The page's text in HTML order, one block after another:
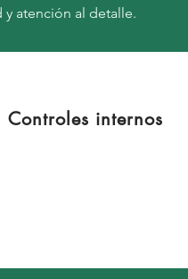
atención al detalle.
Controles internos